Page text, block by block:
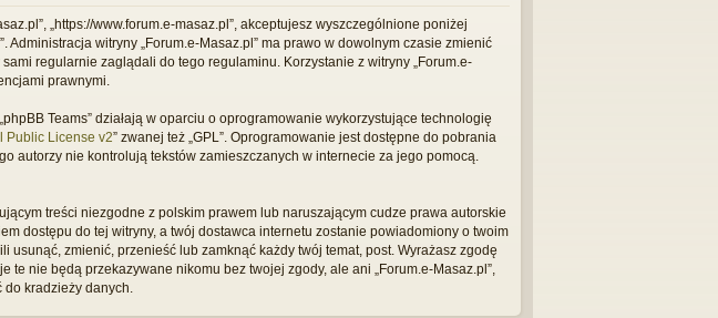
ę
„https://www.forum.e-masaz.pl”, akceptujesz wyszczególnione poniżej
witryny „Forum.e-Masaz.pl” ma prawo w dowolnym czasie zmienić
regularnie zaglądali do tego regulaminu. Korzystanie z witryny „Forum.e-
prawnymi.
Teams” działają w oparciu o oprogramowanie wykorzystujące technologię
Public License v2” zwanej też „GPL”. Oprogramowanie jest dostępne do pobrania
autorzy nie kontrolują tekstów zamieszczanych w internecie za jego pomocą.
treści niezgodne z polskim prawem lub naruszającym cudze prawa autorskie
dostępu do tej witryny, a twój dostawca internetu zostanie powiadomiony o twoim
usunąć, zmienić, przenieść lub zamknąć każdy twój temat, post. Wyrażasz zgodę
nie będą przekazywane nikomu bez twojej zgody, ale ani „Forum.e-Masaz.pl”,
do kradzieży danych.